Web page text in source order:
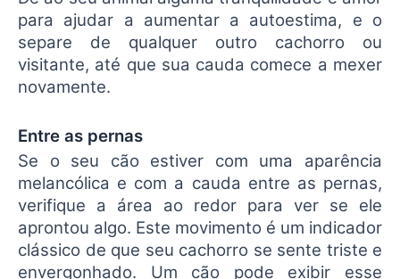
para ajudar a aumentar a autoestima, e o
separe de qualquer outro cachorro ou
visitante, até que sua cauda comece a mexer
novamente.
Entre as pernas
Se o seu cão estiver com uma aparência
melancólica e com a cauda entre as pernas,
verifique a área ao redor para ver se ele
aprontou algo. Este movimento é um indicador
clássico de que seu cachorro se sente triste e
envergonhado. Um cão pode exibir esse